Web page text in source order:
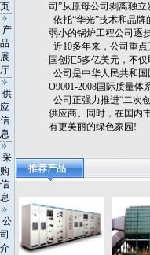
页
产
品
展
厅
供
应
信
息
采
购
信
息
公
司
介
司”从原母公司剥离独
依托“华光”技术和品
弱小的锅炉工程公司逐
近10多年来，公司重
国创汇5多亿美元，不
公司是中华人民共和
O9001-2008国际质量体
公司正强力推进“二次
供应商。同时，在国内
有更美丽的绿色家园!
推荐产品